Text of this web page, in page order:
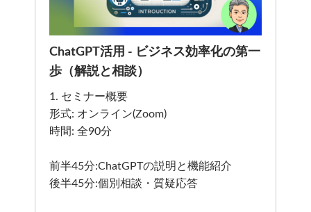
ChatGPT活用 - ビジネス効率化の第一
歩（解説と相談）
1. セミナー概要
形式: オンライン(Zoom)
時間: 全90分
前半45分:ChatGPTの説明と機能紹介
後半45分:個別相談・質疑応答